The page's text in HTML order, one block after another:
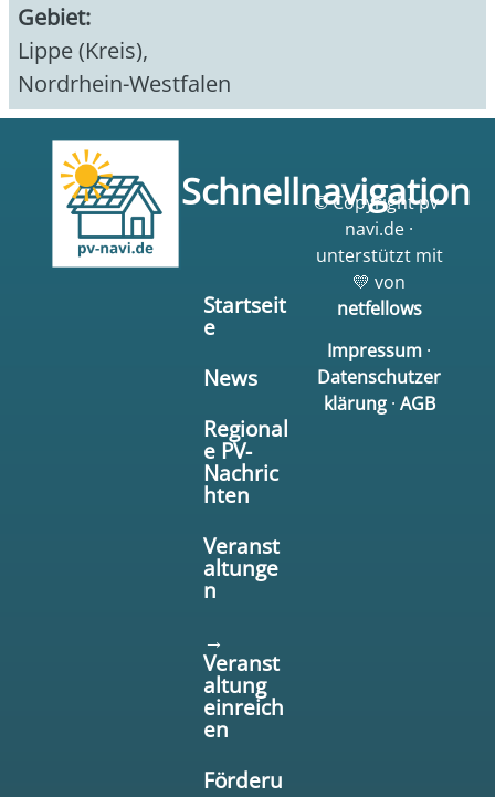
Gebiet:
Lippe (Kreis),
Nordrhein-Westfalen
Schnellnavigation
Startseit
e
News
Regional
e PV-
Nachric
hten
Veranst
altunge
n
→
Veranst
altung
einreich
en
Förderu
© Copyright pv-
navi.de ·
unterstützt mit
💛 von
netfellows
Impressum ·
Datenschutzer
klärung· AGB